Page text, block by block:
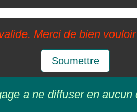
Merci de bien
Soumettre
a ne diffuser en